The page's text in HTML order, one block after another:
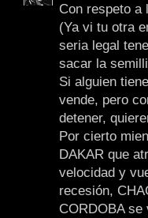
Con respeto a
(Ya vi tu otra
seria legal
sacar la
Si alguien
vende, pero
detener,
Por cierto
DAKAR que
velocidad y
recesión,
CORDOBA se